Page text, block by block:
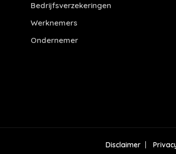
Bedrijfsverzekeringen
Werknemers
Ondernemer
Disclaimer